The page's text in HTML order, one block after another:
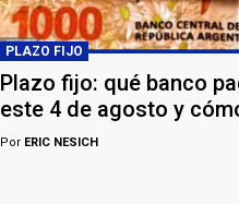
PLAZO FIJO
Plazo fijo: qué banco
este 4 de agosto y
Por ERIC NESICH